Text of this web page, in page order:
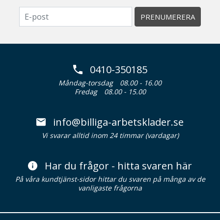
PRENUMERERA
0410-350185
Måndag-torsdag
08.00 - 16.00
Fredag
08.00 - 15.00
info@billiga-arbetsklader.se
Vi svarar alltid inom 24 timmar (vardagar)
Har du frågor - hitta svaren här
På våra kundtjänst-sidor hittar du svaren på många av de
vanligaste frågorna